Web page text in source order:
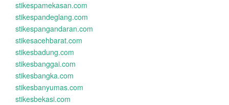
stikespamekasan.com
stikespandeglang.com
stikespangandaran.com
stikesacehbarat.com
stikesbadung.com
stikesbanggai.com
stikesbangka.com
stikesbanyumas.com
stikesbekasi.com